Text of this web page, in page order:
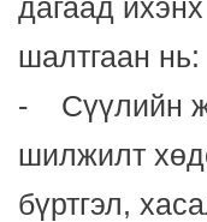
дагаад
шалтгаан нь:
- Сүүлийн
шилжилт
бүртгэл,